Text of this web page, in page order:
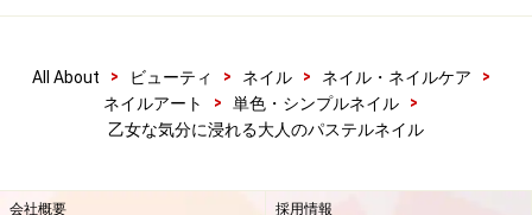
All About > ビューティ > ネイル > ネイル・ネイルケア
>
ネイルアート
> 単色・シンプルネイル
>
乙女な気分に浸れる大人のパステルネイル
会社概要 採用情報